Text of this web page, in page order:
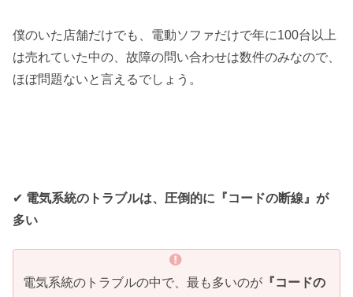
僕のいた店舗だけでも、電動ソファだけで年に100台以上
は売れていた中の、故障の問い合わせは数件のみなので、
ほぼ問題ないと言えるでしょう。
✔︎ 電気系統のトラブルは、圧倒的に『コードの断線』が
多い
電気系統のトラブルの中で、最も多いのが 『コードの